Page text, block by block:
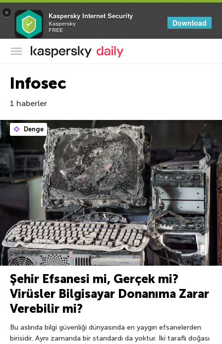
× Kaspersky Internet Security
Kaspersky
FREE
Download
Kaspersky Resmi Blogu
Infosec
1 haberler
Denge
Şehir Efsanesi mi, Gerçek mi?
Virüsler Bilgisayar Donanıma Zarar
Verebilir mi?
Bu aslında bilgi güvenliği dünyasında en yaygın efsanelerden
birisidir. Aynı zamanda bir standardı da yoktur. İki taraflı doğası